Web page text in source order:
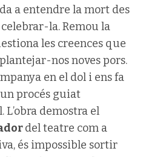
a entendre la mort des
la. Remou la
les creences que
nos noves pors.
en el dol i ens fa
procés guiat
L’obra demostra el
del teatre com a
és impossible sortir